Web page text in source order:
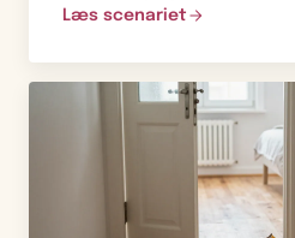
Læs scenariet